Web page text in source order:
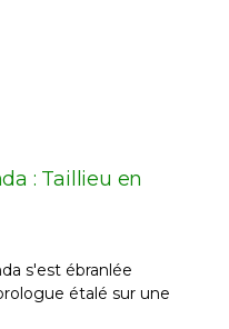
: Taillieu en
s'est ébranlée
étalé sur une